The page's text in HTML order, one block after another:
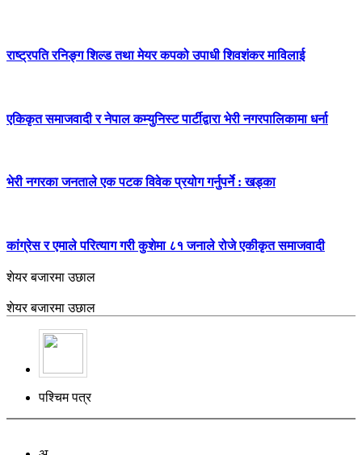
राष्ट्रपति रनिङ्ग शिल्ड तथा मेयर कपको उपाधी शिवशंकर माविलाई
एकिकृत समाजवादी र नेपाल कम्युनिस्ट पार्टीद्वारा भेरी नगरपालिकामा धर्ना
भेरी नगरका जनताले एक पटक विवेक प्रयोग गर्नुपर्ने : खड्का
कांग्रेस र एमाले परित्याग गरी कुशेमा ८१ जनाले रोजे एकीकृत समाजवादी
शेयर बजारमा उछाल
शेयर बजारमा उछाल
पश्चिम पत्र